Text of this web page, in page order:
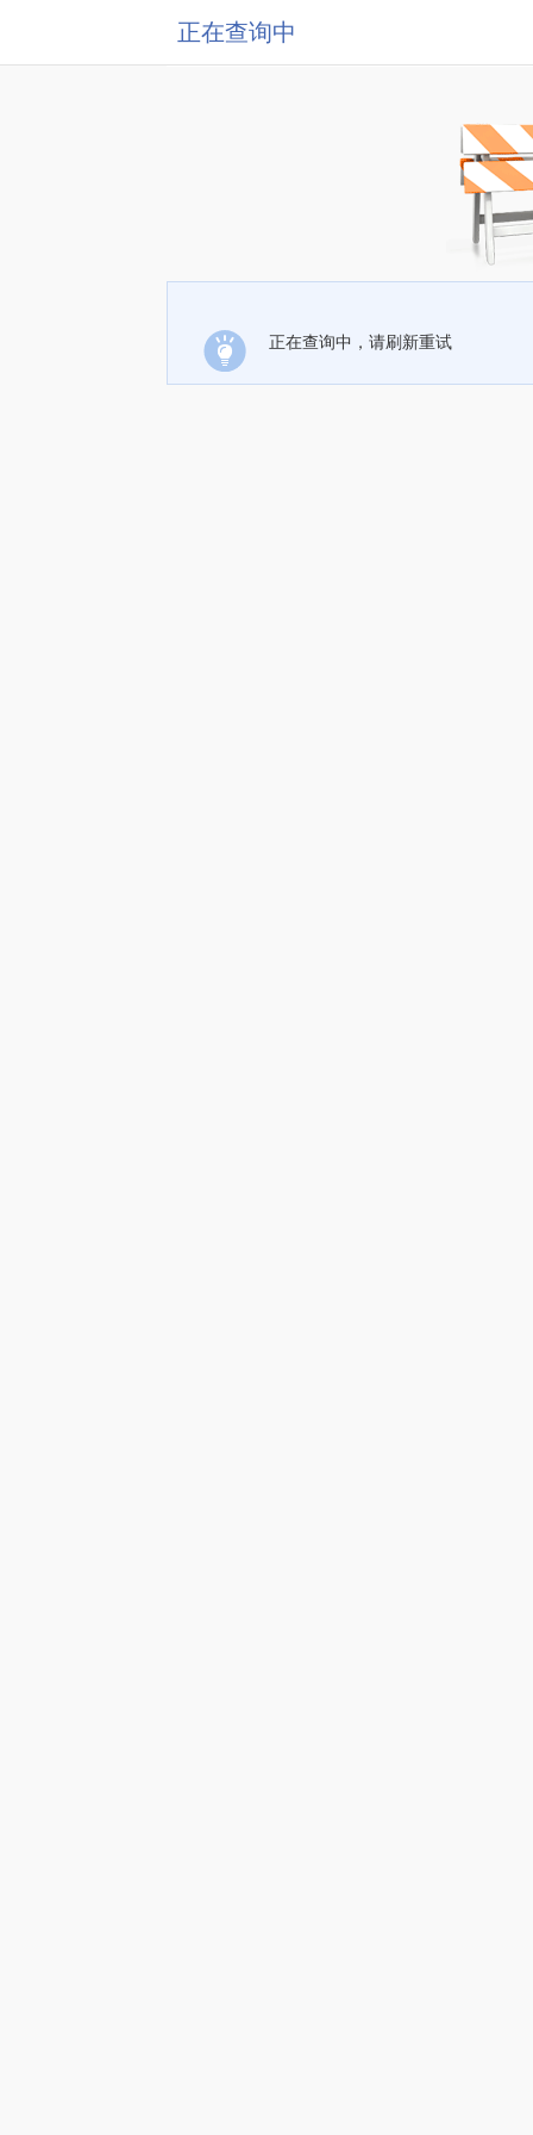
正在查询中
正在查询中，请刷新重试